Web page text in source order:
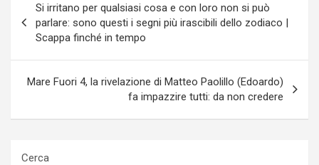
articoli
Si irritano per qualsiasi cosa e con loro non si può
parlare: sono questi i segni più irascibili dello zodiaco |
Scappa finché in tempo
Mare Fuori 4, la rivelazione di Matteo Paolillo (Edoardo)
fa impazzire tutti: da non credere
Cerca